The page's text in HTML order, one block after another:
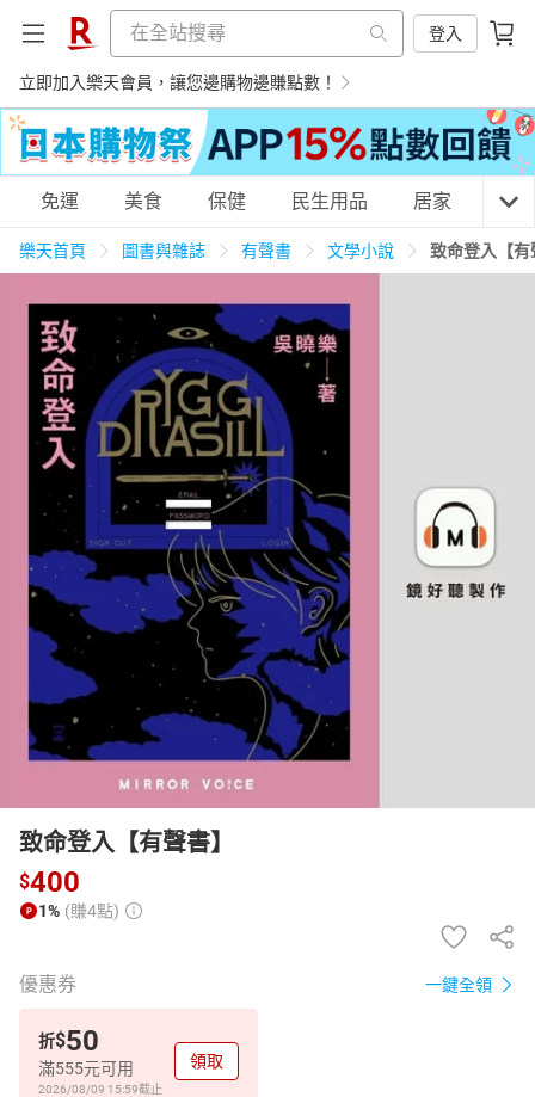
登入
立即加入樂天會員，讓您邊購物邊賺點數！
購物網分類
天天免運 美食蛋糕 養生保健
居家生活 3C家電
男裝 化妝保養 情趣用品
日本購物 電子/紙本書
HOT
免運 美食 保健 民生用品 居家 3C
樂天首頁 圖書與雜誌 有聲書 文學小說 致命登入【有
致命登入【有聲書】
$400
1% (賺4點)
優惠券 一鍵全領
折$50
滿555元可用
2026/08/09 15:59截止
領取